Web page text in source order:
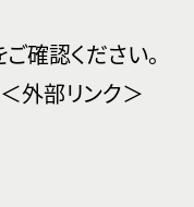
確認ください。
外部リンク＞